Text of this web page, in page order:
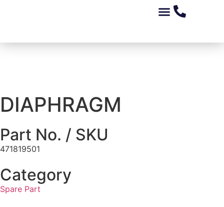
DIAPHRAGM
Part No. / SKU
471819501
Category
Spare Part